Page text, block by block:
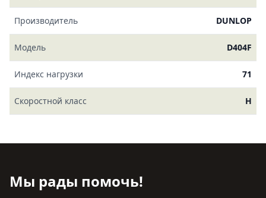
Производитель DUNLOP
Модель D404F
Индекс нагрузки 71
Скоростной класс H
Мы рады помочь!